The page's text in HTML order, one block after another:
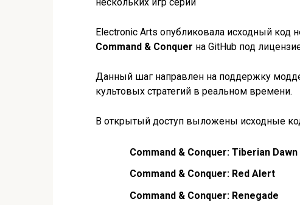
Electronic Arts опубликовала исходный код
Command & Conquer на GitHub под
Данный шаг направлен на поддержку
культовых стратегий в реальном времени.
В открытый доступ выложены исходные
Command & Conquer: Tiberian Dawn
Command & Conquer: Red Alert
Command & Conquer: Renegade